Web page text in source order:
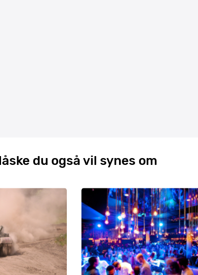
du også vil synes om